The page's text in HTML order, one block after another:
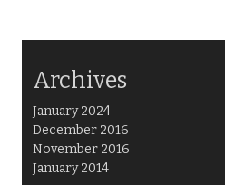
Archives
January 2024
December 2016
November 2016
January 2014